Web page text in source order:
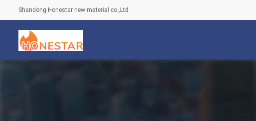
Shandong Honestar new material co.,Ltd